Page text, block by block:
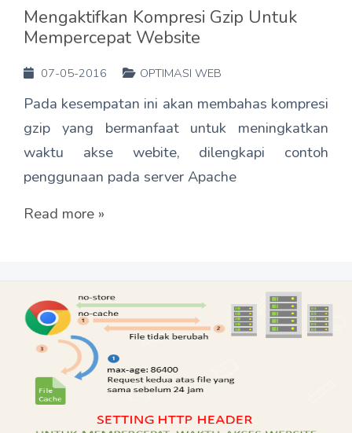
Mengaktifkan Kompresi Gzip Untuk
Mempercepat Website
07-05-2016 OPTIMASI WEB
Pada kesempatan ini akan membahas kompresi
gzip yang bermanfaat untuk meningkatkan
waktu akse webite, dilengkapi contoh
penggunaan pada server Apache
Read more »